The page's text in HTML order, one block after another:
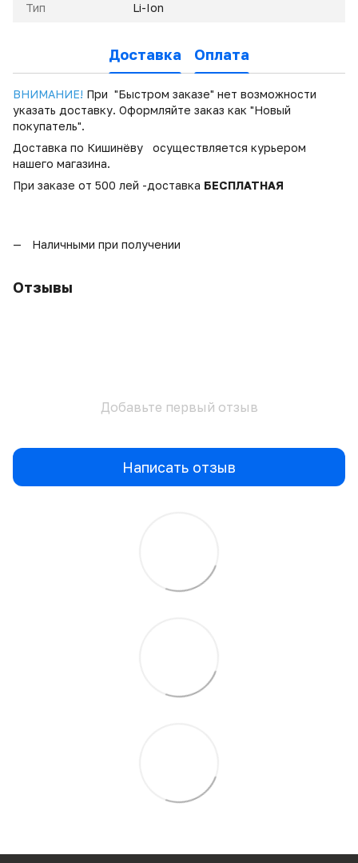
Тип Li-Ion
Доставка Оплата
ВНИМАНИЕ! При "Быстром заказе" нет возможности
указать доставку. Оформляйте заказ как "Новый
покупатель".
Доставка по Кишинёву осуществляется курьером
нашего магазина.
При заказе от 500 лей -доставка БЕСПЛАТНАЯ
Наличными при получении
Отзывы
Добавьте первый отзыв
Написать отзыв